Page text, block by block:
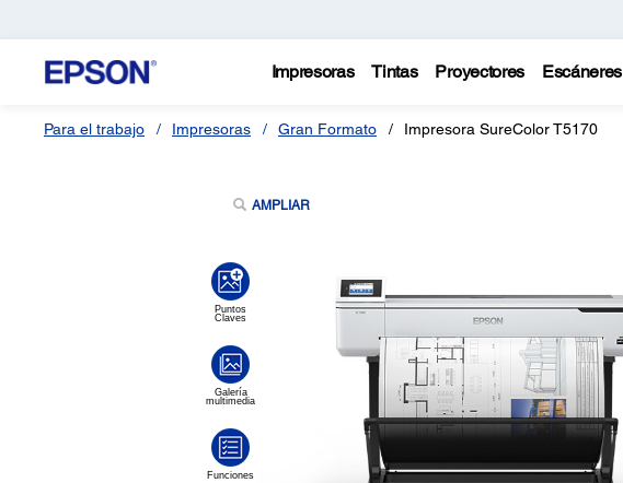
Impresoras Tintas Proyectores Escáneres
Para el trabajo Impresoras Gran Formato Impresora SureColor T5170
AMPLIAR